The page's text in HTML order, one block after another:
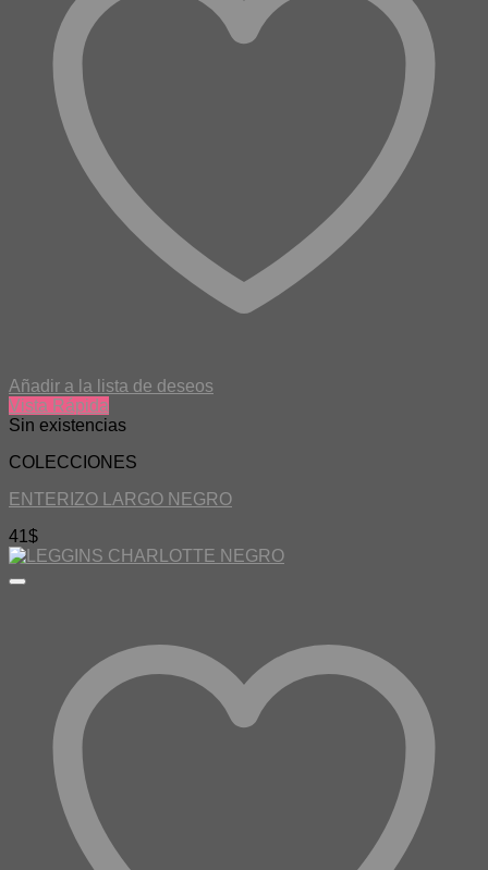
Añadir a la lista de deseos
Vista Rápida
Sin existencias
COLECCIONES
ENTERIZO LARGO NEGRO
41 $